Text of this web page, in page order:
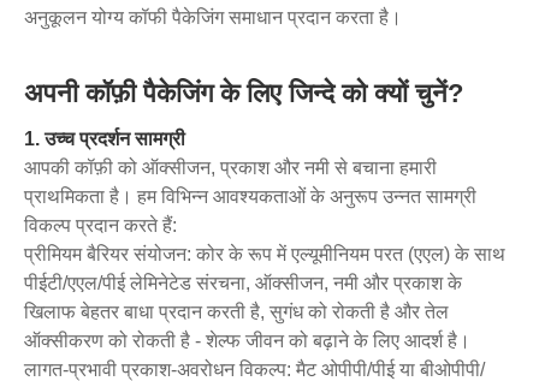
अनुकूलन योग्य कॉफी पैकेजिंग समाधान प्रदान करता है।
अपनी कॉफ़ी पैकेजिंग के लिए जिन्दे को क्यों चुनें?
1. उच्च प्रदर्शन सामग्री
आपकी कॉफ़ी को ऑक्सीजन, प्रकाश और नमी से बचाना हमारी
प्राथमिकता है। हम विभिन्न आवश्यकताओं के अनुरूप उन्नत सामग्री
विकल्प प्रदान करते हैं:
प्रीमियम बैरियर संयोजन: कोर के रूप में एल्यूमीनियम परत (एएल) के साथ
पीईटी/एएल/पीई लेमिनेटेड संरचना, ऑक्सीजन, नमी और प्रकाश के
खिलाफ बेहतर बाधा प्रदान करती है, सुगंध को रोकती है और तेल
ऑक्सीकरण को रोकती है - शेल्फ जीवन को बढ़ाने के लिए आदर्श है।
लागत-प्रभावी प्रकाश-अवरोधन विकल्प: मैट ओपीपी/पीई या बीओपीपी/